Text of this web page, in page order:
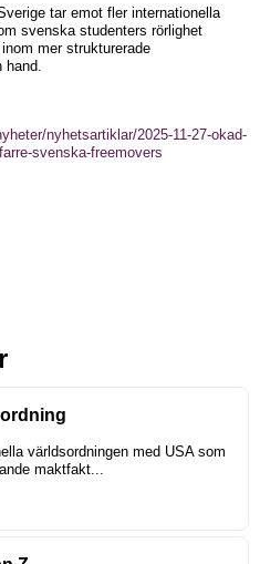
tar emot fler internationella
svenska studenters rörlighet
mer strukturerade
hand.
nyhetsartiklar/2025-11-27-okad-
svenska-freemovers
världsordningen med USA som
maktfakt...